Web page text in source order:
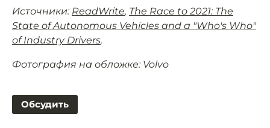
Источники: ReadWrite, The Race to 2021: The
State of Autonomous Vehicles and a "Who's Who"
of Industry Drivers.
Фотография на обложке: Volvo
Обсудить